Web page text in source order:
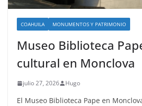
COAHUILA MONUMENTOS Y PATRIMONIO
Museo Biblioteca
cultural en Monclova
julio 27, 2026 Hugo
El Museo Biblioteca Pape en